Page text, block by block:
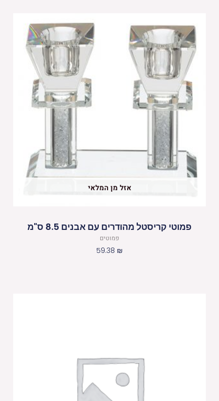
אזל מן המלאי
פמוטי קריסטל מהודרים עם אבנים 8.5 ס"מ
פמוטים
59.38 ₪